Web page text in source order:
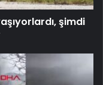
şimdi